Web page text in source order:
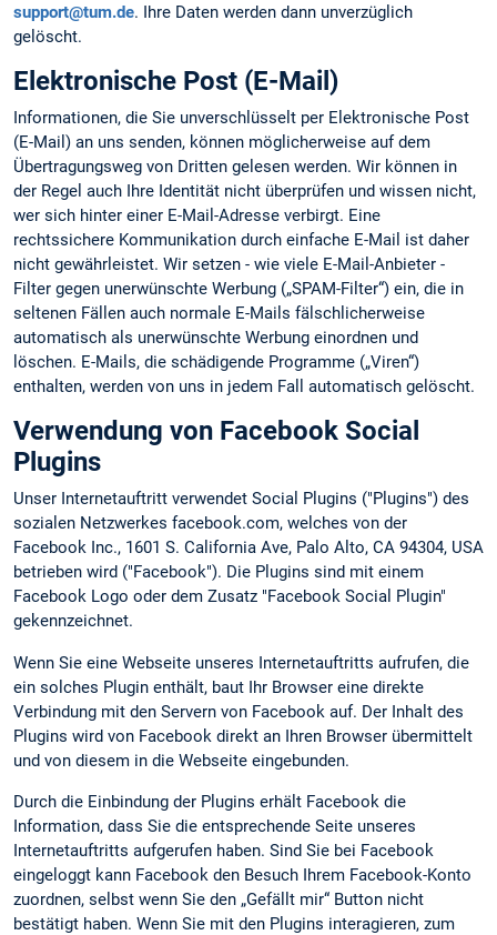
support@tum.de. Ihre Daten werden dann unverzüglich
gelöscht.
Elektronische Post (E-Mail)
Informationen, die Sie unverschlüsselt per Elektronische Post
(E-Mail) an uns senden, können möglicherweise auf dem
Übertragungsweg von Dritten gelesen werden. Wir können in
der Regel auch Ihre Identität nicht überprüfen und wissen nicht,
wer sich hinter einer E-Mail-Adresse verbirgt. Eine
rechtssichere Kommunikation durch einfache E-Mail ist daher
nicht gewährleistet. Wir setzen - wie viele E-Mail-Anbieter -
Filter gegen unerwünschte Werbung („SPAM-Filter“) ein, die in
seltenen Fällen auch normale E-Mails fälschlicherweise
automatisch als unerwünschte Werbung einordnen und
löschen. E-Mails, die schädigende Programme („Viren“)
enthalten, werden von uns in jedem Fall automatisch gelöscht.
Verwendung von Facebook Social
Plugins
Unser Internetauftritt verwendet Social Plugins ("Plugins") des
sozialen Netzwerkes facebook.com, welches von der
Facebook Inc., 1601 S. California Ave, Palo Alto, CA 94304, USA
betrieben wird ("Facebook"). Die Plugins sind mit einem
Facebook Logo oder dem Zusatz "Facebook Social Plugin"
gekennzeichnet.
Wenn Sie eine Webseite unseres Internetauftritts aufrufen, die
ein solches Plugin enthält, baut Ihr Browser eine direkte
Verbindung mit den Servern von Facebook auf. Der Inhalt des
Plugins wird von Facebook direkt an Ihren Browser übermittelt
und von diesem in die Webseite eingebunden.
Durch die Einbindung der Plugins erhält Facebook die
Information, dass Sie die entsprechende Seite unseres
Internetauftritts aufgerufen haben. Sind Sie bei Facebook
eingeloggt kann Facebook den Besuch Ihrem Facebook-Konto
zuordnen, selbst wenn Sie den „Gefällt mir“ Button nicht
bestätigt haben. Wenn Sie mit den Plugins interagieren, zum